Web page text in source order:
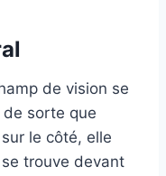
de vision se
sorte que
le côté, elle
trouve devant